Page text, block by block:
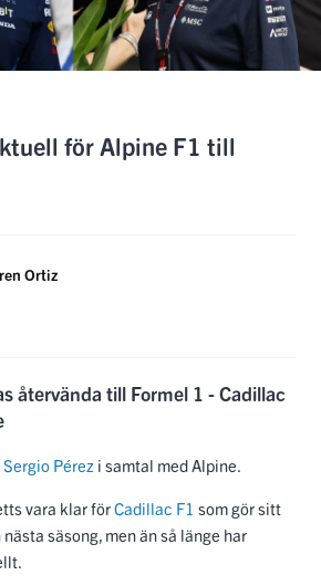
för Alpine F1 till
Ortiz
återvända till Formel 1 - Cadillac
Sergio Pérez i samtal med Alpine.
vara klar förCadillac F1 som gör sitt
säsong, men än så länge har